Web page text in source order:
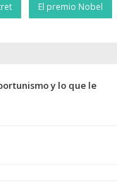
El premio Nobel
y lo que le